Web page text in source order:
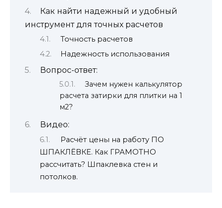
Как найти надежный и удобный
инструмент для точных расчетов
Точность расчетов
Надежность использования
Вопрос-ответ:
Зачем нужен калькулятор
расчета затирки для плитки на 1
м2?
Видео:
Расчёт цены на работу ПО
ШПАКЛЁВКЕ. Как ГРАМОТНО
рассчитать? Шпаклевка стен и
потолков.